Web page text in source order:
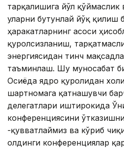
тарқалишига йўл қўймаслик
уларни бутунлай йўқ қилиш
ҳаракатларнинг асоси
қуролсизланиш,
энергиясидан тинч
таъминлаш. Шу муносабат
Осиёда ядро қуролидан
шартномага қатнашувчи
делегатлари иштирокида
конференциясини
-қувватлаймиз ва кўриб
олдинги конференциялар